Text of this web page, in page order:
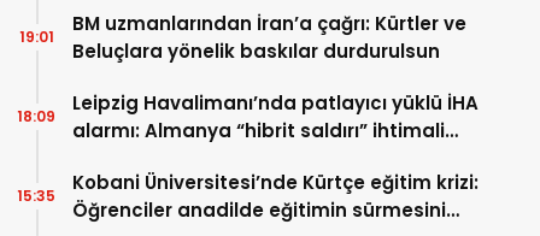
BM uzmanlarından İran’a çağrı: Kürtler ve
Beluçlara yönelik baskılar durdurulsun
19:01
Leipzig Havalimanı’nda patlayıcı yüklü İHA
alarmı: Almanya “hibrit saldırı” ihtimali
18:09
Kobani Üniversitesi’nde Kürtçe eğitim krizi:
Öğrenciler anadilde eğitimin sürmesini
15:35